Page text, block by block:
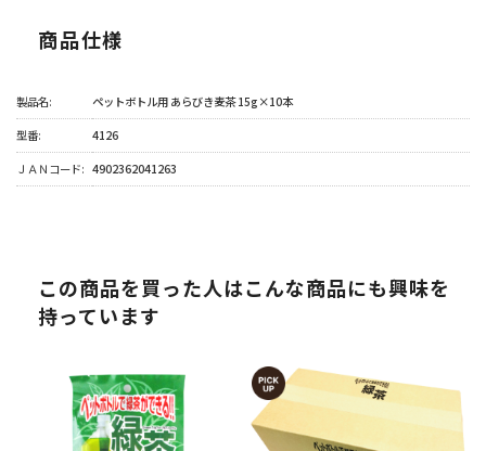
商品仕様
製品名: ペットボトル用 あらびき麦茶 15g×10本
型番: 4126
ＪＡＮコード: 4902362041263
この商品を買った人はこんな商品にも興味を
持っています